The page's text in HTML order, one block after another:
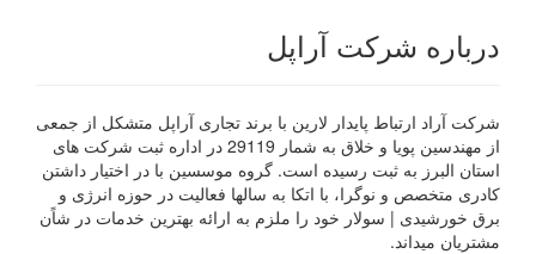
درباره شرکت آراپل
شرکت آراد ارتباط پایدار لارین با برند تجاری آراپل متشکل از جمعی
از مهندسین پویا و خلاق به شمار 29119 در اداره ثبت شرکت های
استان البرز به ثبت رسیده است. گروه موسسین با در اختیار داشتن
کادری متخصص و نوگرا، با اتکا به سالها فعالیت در حوزه انرژی و
برق خورشیدی | سولار خود را ملزم به ارائه بهترین خدمات در شاًن
مشتریان میداند.